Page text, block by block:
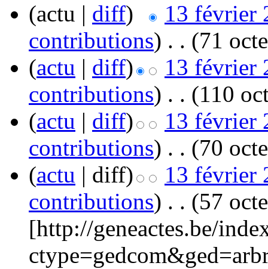
(actu | diff)
13 février
contributions) . . (71
(actu | diff)
13 février
contributions) . . (110
(actu | diff)
13 février
contributions) . . (70
(actu | diff)
13 février
contributions) . . (57
[http://geneactes.be/